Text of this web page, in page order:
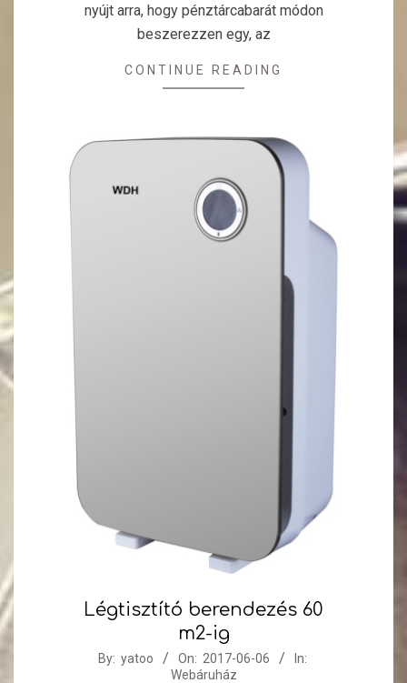
nyújt arra, hogy pénztárcabarát módon
beszerezzen egy, az
CONTINUE READING
Légtisztító berendezés 60
m2-ig
2017-By: yatoo On: 2017-06-06
In:
Webáruház